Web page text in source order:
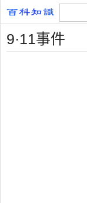
9·11事件